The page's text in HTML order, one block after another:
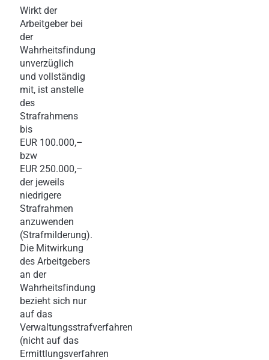
Wirkt der
Arbeitgeber bei
der
Wahrheitsfindung
unverzüglich
und vollständig
mit, ist anstelle
des
Strafrahmens
bis
EUR 100.000,–
bzw
EUR 250.000,–
der jeweils
niedrigere
Strafrahmen
anzuwenden
(Strafmilderung).
Die Mitwirkung
des Arbeitgebers
an der
Wahrheitsfindung
bezieht sich nur
auf das
Verwaltungsstrafverfahren
(nicht auf das
Ermittlungsverfahren